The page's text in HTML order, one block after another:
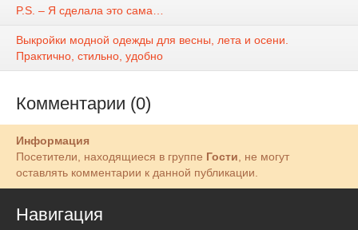
P.S. – Я сделала это сама…
Выкройки модной одежды для весны, лета и осени.
Практично, стильно, удобно
Комментарии (0)
Информация
Посетители, находящиеся в группе Гости, не могут
оставлять комментарии к данной публикации.
Навигация